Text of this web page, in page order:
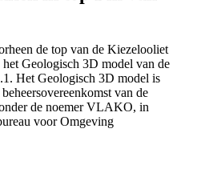
de top van de Kiezelooliet
Geologisch 3D model van de
Het Geologisch 3D model is
van de
de noemer VLAKO, in
voor Omgeving